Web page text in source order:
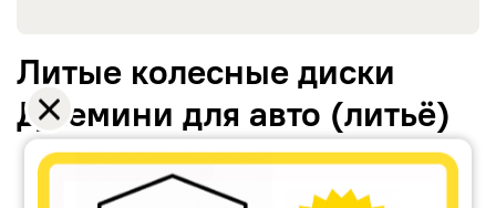
Литые колесные диски
Джемини для авто (литьё)